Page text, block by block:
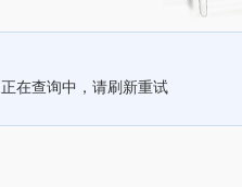
正在查询中，请刷新重试